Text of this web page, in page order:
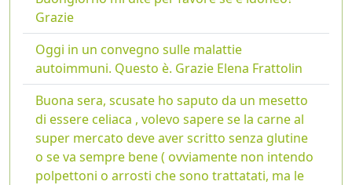
Grazie
Oggi in un convegno sulle malattie
autoimmuni. Questo è. Grazie Elena Frattolin
Buona sera, scusate ho saputo da un mesetto
di essere celiaca , volevo sapere se la carne al
super mercato deve aver scritto senza glutine
o se va sempre bene ( ovviamente non intendo
polpettoni o arrosti che sono trattatati, ma le